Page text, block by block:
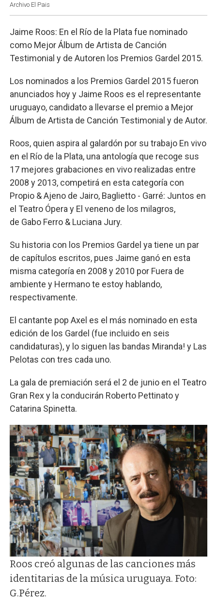
Archivo El Pais
Jaime Roos: En el Río de la Plata fue nominado
como Mejor Álbum de Artista de Canción
Testimonial y de Autoren los Premios Gardel 2015.
Los nominados a los Premios Gardel 2015 fueron
anunciados hoy y Jaime Roos es el representante
uruguayo, candidato a llevarse el premio a Mejor
Álbum de Artista de Canción Testimonial y de Autor.
Roos, quien aspira al galardón por su trabajo En vivo
en el Río de la Plata, una antología que recoge sus
17 mejores grabaciones en vivo realizadas entre
2008 y 2013, competirá en esta categoría con
Propio & Ajeno de Jairo, Baglietto - Garré: Juntos en
el Teatro Ópera y El veneno de los milagros,
de Gabo Ferro & Luciana Jury.
Su historia con los Premios Gardel ya tiene un par
de capítulos escritos, pues Jaime ganó en esta
misma categoría en 2008 y 2010 por Fuera de
ambiente y Hermano te estoy hablando,
respectivamente.
El cantante pop Axel es el más nominado en esta
edición de los Gardel (fue incluido en seis
candidaturas), y lo siguen las bandas Miranda! y Las
Pelotas con tres cada uno.
La gala de premiación será el 2 de junio en el Teatro
Gran Rex y la conducirán Roberto Pettinato y
Catarina Spinetta.
Roos creó algunas de las canciones más
identitarias de la música uruguaya. Foto:
G.Pérez.